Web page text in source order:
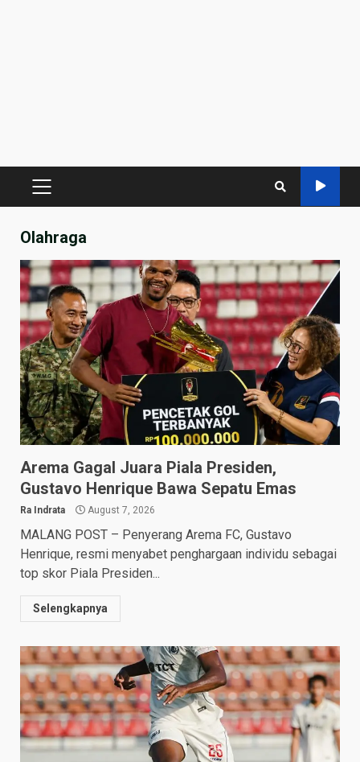
PRIMARY
Olahraga
Arema Gagal Juara Piala Presiden,
Gustavo Henrique Bawa Sepatu Emas
Ra Indrata August 7, 2026
MALANG POST – Penyerang Arema FC, Gustavo
Henrique, resmi menyabet penghargaan individu sebagai
top skor Piala Presiden...
Selengkapnya